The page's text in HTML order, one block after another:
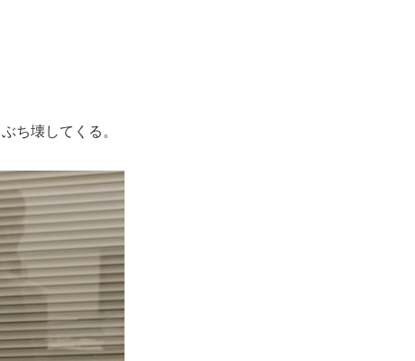
ち壊してくる。